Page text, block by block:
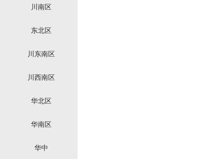
川南区
东北区
川东南区
川西南区
华北区
华南区
华中